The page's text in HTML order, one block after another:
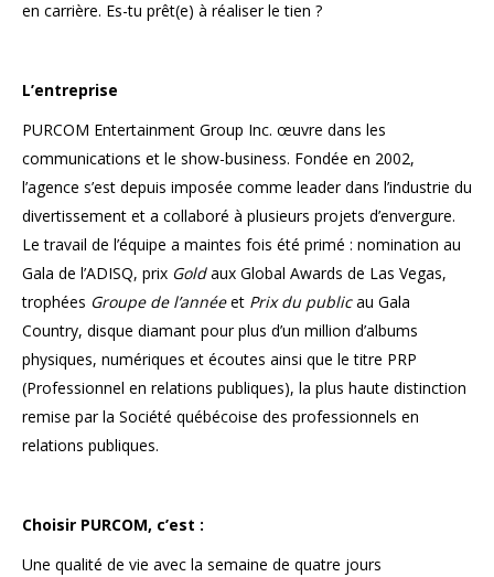
en carrière. Es-tu prêt(e) à réaliser le tien ?
L’entreprise
PURCOM Entertainment Group Inc. œuvre dans les
communications et le show-business. Fondée en 2002,
l’agence s’est depuis imposée comme leader dans l’industrie du
divertissement et a collaboré à plusieurs projets d’envergure.
Le travail de l’équipe a maintes fois été primé : nomination au
Gala de l’ADISQ, prix Goldaux Global Awards de Las Vegas,
trophées Groupe de l’annéeet Prix du publicau Gala
Country, disque diamant pour plus d’un million d’albums
physiques, numériques et écoutes ainsi que le titre PRP
(Professionnel en relations publiques), la plus haute distinction
remise par la Société québécoise des professionnels en
relations publiques.
Choisir PURCOM, c’est :
Une qualité de vie avec la semaine de quatre jours